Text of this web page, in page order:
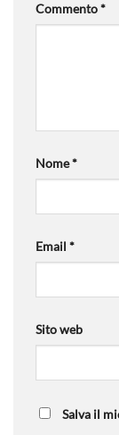
Commento*
Nome*
Email *
Sito web
Salva il